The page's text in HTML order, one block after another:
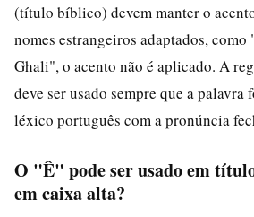
(título bíblico) devem manter o
nomes estrangeiros adaptados,
Ghali", o acento não é aplicado. A
deve ser usado sempre que a palavra
léxico português com a pronúncia
O "Ê" pode ser usado em
em caixa alta?